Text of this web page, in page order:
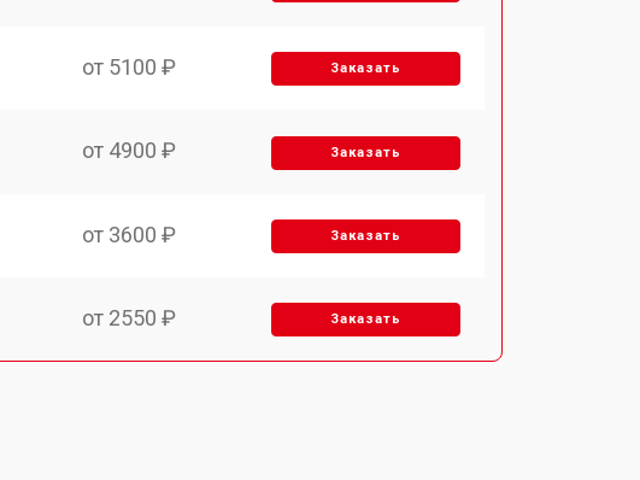
от 5100 ₽ Заказать
от 4900 ₽ Заказать
от 3600 ₽ Заказать
от 2550 ₽ Заказать